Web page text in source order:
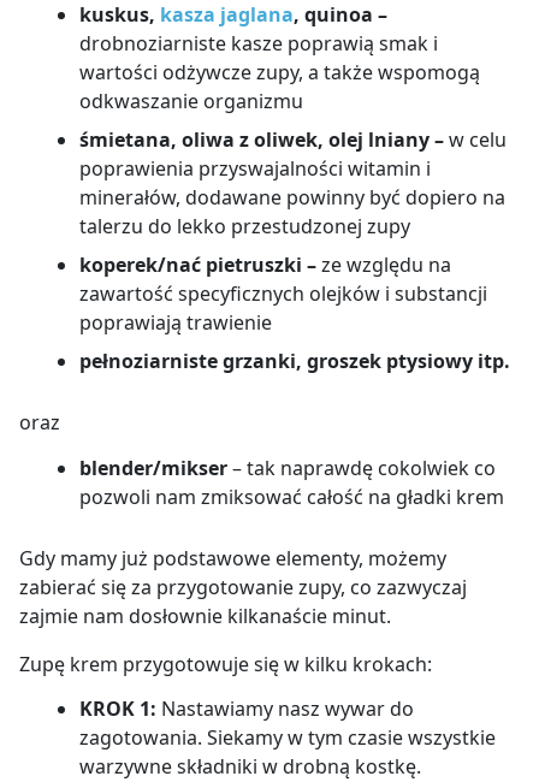
kuskus, kasza jaglana, quinoa –
drobnoziarniste kasze poprawią smak i
wartości odżywcze zupy, a także wspomogą
odkwaszanie organizmu
śmietana, oliwa z oliwek, olej lniany –w celu
poprawienia przyswajalności witamin i
minerałów, dodawane powinny być dopiero na
talerzu do lekko przestudzonej zupy
koperek/nać pietruszki –ze względu na
zawartość specyficznych olejków i substancji
poprawiają trawienie
pełnoziarniste grzanki, groszek ptysiowy itp.
oraz
blender/mikser– tak naprawdę cokolwiek co
pozwoli nam zmiksować całość na gładki krem
Gdy mamy już podstawowe elementy, możemy
zabierać się za przygotowanie zupy, co zazwyczaj
zajmie nam dosłownie kilkanaście minut.
Zupę krem przygotowuje się w kilku krokach:
KROK 1: Nastawiamy nasz wywar do
zagotowania. Siekamy w tym czasie wszystkie
warzywne składniki w drobną kostkę.